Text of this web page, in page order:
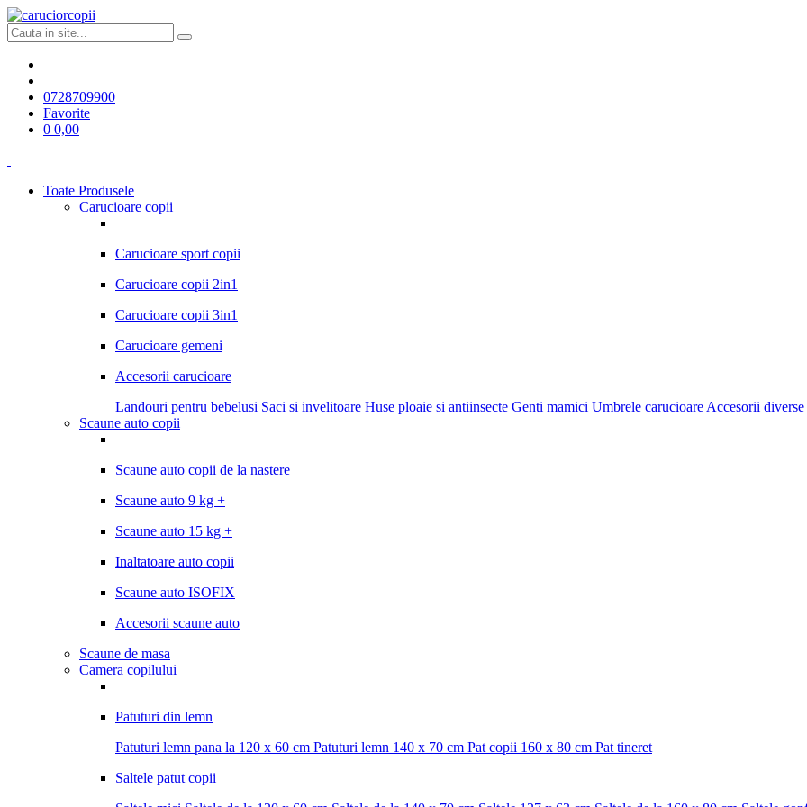
0728709900
Favorite
0 0,00
Toate Produsele
Carucioare copii
Carucioare sport copii
Carucioare copii 2in1
Carucioare copii 3in1
Carucioare gemeni
Accesorii carucioare
Landouri pentru bebelusi Saci si invelitoare Huse ploaie si antiinsecte Genti mamici Umbrele carucioare Accesorii
Scaune auto copii
Scaune auto copii de la nastere
Scaune auto 9 kg +
Scaune auto 15 kg +
Inaltatoare auto copii
Scaune auto ISOFIX
Accesorii scaune auto
Scaune de masa
Camera copilului
Patuturi din lemn
Patuturi lemn pana la 120 x 60 cm Patuturi lemn 140 x 70 cm Pat copii 160 x 80 cm Pat tineret
Saltele patut copii